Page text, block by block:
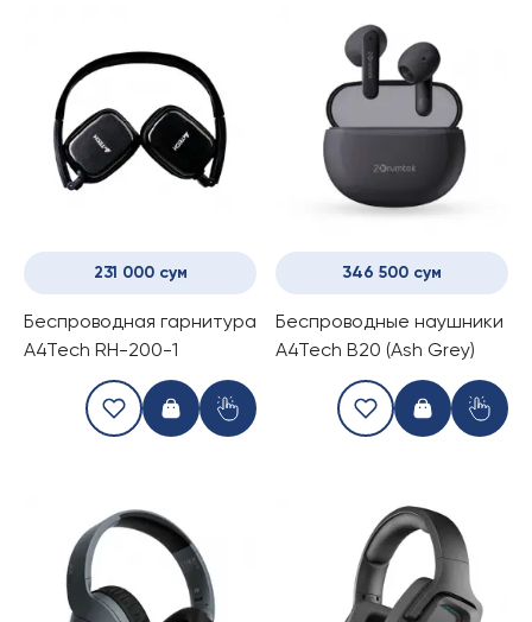
231 000 сум
Беспроводная гарнитура
A4Tech RH-200-1
346 500 сум
Беспроводные наушники
A4Tech B20 (Ash Grey)